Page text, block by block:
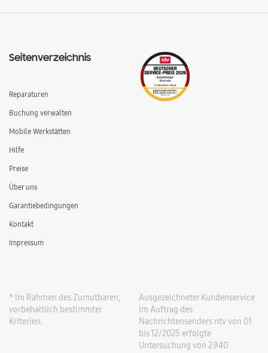
Seitenverzeichnis
Reparaturen
Buchung verwalten
Mobile Werkstätten
Hilfe
Preise
Über uns
Garantiebedingungen
Kontakt
Impressum
* Im Rahmen des Zumutbaren,
vorbehaltlich bestimmter
Kriterien.
Ausgezeichneter Kundenservice
Im Auftrag des
Nachrichtensenders ntv von 01
bis 12/2025 erfolgte
Untersuchung von 2.940